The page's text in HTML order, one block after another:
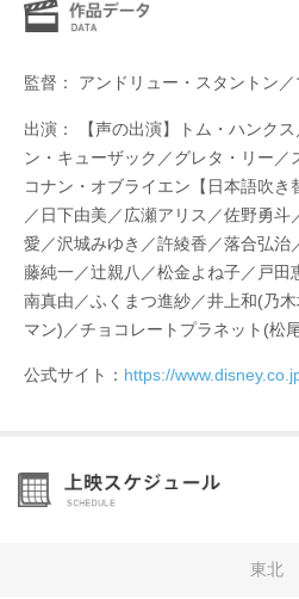
監督： アンドリュー・スタントン
出演： 【声の出演】トム・ハンク
ン・キューザック／グレタ・リー／
コナン・オブライエン【日本語吹
／日下由美／広瀬アリス／佐野勇
愛／沢城みゆき／許綾香／落合弘治
藤純一／辻親八／松金よね子／戸田
南真由／ふくまつ進紗／井上和(乃
マン)／チョコレートプラネット(松
公式サイト： https://
東北